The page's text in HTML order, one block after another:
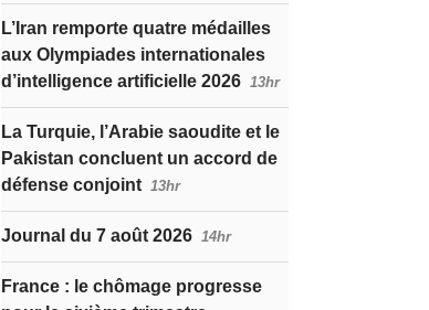
L’Iran remporte quatre médailles
aux Olympiades internationales
d’intelligence artificielle 2026 13hr
La Turquie, l’Arabie saoudite et le
Pakistan concluent un accord de
défense conjoint 13hr
Journal du 7 août 2026 14hr
France : le chômage progresse